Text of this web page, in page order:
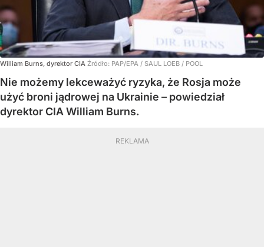
William Burns, dyrektor CIA Źródło: PAP/EPA / SAUL LOEB / POOL
Nie możemy lekceważyć ryzyka, że Rosja może
użyć broni jądrowej na Ukrainie – powiedział
dyrektor CIA William Burns.